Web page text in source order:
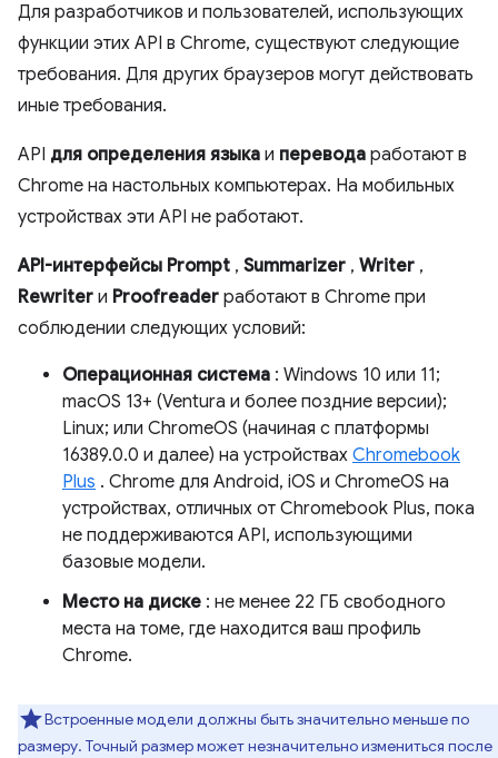
Для разработчиков и пользователей, использующих
функции этих API в Chrome, существуют следующие
требования. Для других браузеров могут действовать
иные требования.
API для определения языка и перевода работают в
Chrome на настольных компьютерах. На мобильных
устройствах эти API не работают.
API-интерфейсы Prompt , Summarizer , Writer ,
Rewriter и Proofreader работают в Chrome при
соблюдении следующих условий:
Операционная система : Windows 10 или 11;
macOS 13+ (Ventura и более поздние версии);
Linux; или ChromeOS (начиная с платформы
16389.0.0 и далее) на устройствах Chromebook
Plus . Chrome для Android, iOS и ChromeOS на
устройствах, отличных от Chromebook Plus, пока
не поддерживаются API, использующими
базовые модели.
Место на диске : не менее 22 ГБ свободного
места на томе, где находится ваш профиль
Chrome.
Встроенные модели должны быть значительно меньше по
размеру. Точный размер может незначительно измениться после